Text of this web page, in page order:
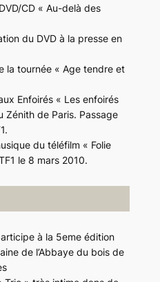
CD « Au-delà des
du DVD à la presse en
la tournée « Age tendre et
Enfoirés « Les enfoirés
Zénith de Paris. Passage
du téléfilm « Folie
le 8 mars 2010.
à la 5eme édition
de l’Abbaye du bois de